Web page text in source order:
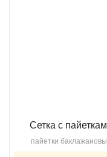
Сетка с
пайетки